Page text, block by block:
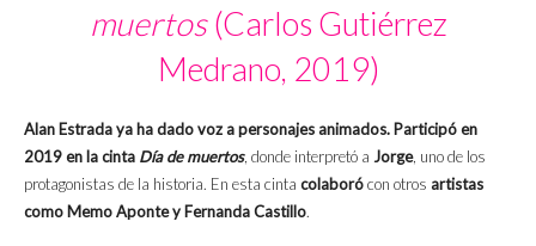
muertos(Carlos Gutiérrez
Medrano, 2019)
Alan Estrada ya ha dado voz a personajes animados. Participó en
2019 en la cinta Día de muertos, donde interpretó a Jorge, uno de los
protagonistas de la historia. En esta cinta colaborócon otros artistas
como Memo Aponte y Fernanda Castillo.